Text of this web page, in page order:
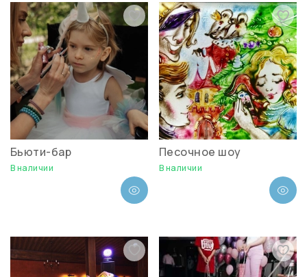
Бьюти-бар
В наличии
Песочное шоу
В наличии